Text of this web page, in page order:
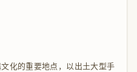
化的重要地点，以出土大型手